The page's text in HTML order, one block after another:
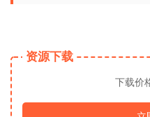
资源下载
下载价